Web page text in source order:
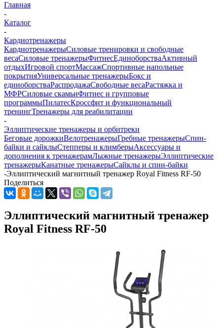
Главная
-
Каталог
-
Кардиотренажеры
КардиотренажерыСиловые тренировки и свободные
весаСиловые тренажерыФитнесЕдиноборстваАктивный
отдыхИгровой спортМассажСпортивные напольные
покрытияУниверсальные тренажерыБокс и
единоборстваРаспродажаСвободные весаРастяжка и
МФРСиловые скамьиФитнес и групповые
программыПилатесКроссфит и функциональный
тренингТренажеры для реабилитации
-
Эллиптические тренажеры и орбитреки
Беговые дорожкиВелотренажерыГребные тренажерыСпин-
байки и сайклыСтепперы и климберыАксессуары и
дополнения к тренажерамЛыжные тренажерыЭллиптические
тренажерыКанатные тренажерыСайклы и спин-байки
-Эллиптический магнитный тренажер Royal Fitness RF-50
Поделиться
Эллиптический магнитный тренажер
Royal Fitness RF-50